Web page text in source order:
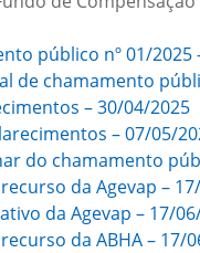
público nº 01/2025
de chamamento
– 30/04/2025
– 07/05/
do chamamento
da Agevap –
da Agevap – 17/
da ABHA – 17/